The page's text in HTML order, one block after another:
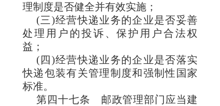
理制度是否健全并有效实施；
(三)经营快递业务的企业是否妥善
处理用户的投诉、保护用户合法权
益；
(四)经营快递业务的企业是否落实
快递包装有关管理制度和强制性国家
标准。
第四十七条 邮政管理部门应当建